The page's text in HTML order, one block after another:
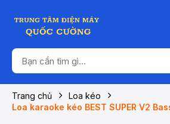
Trang chủ
Loa kéo
Loa karaoke kéo BEST SUPER V2